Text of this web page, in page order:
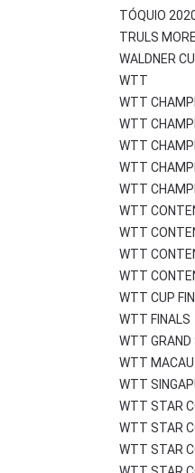
TÓQUIO
TRULS
WALDNER
WTT
WTT
WTT
WTT
WTT
WTT
WTT
WTT
WTT
WTT
WTT CUP
WTT FINALS
WTT GRAND
WTT MACAU
WTT
WTT STAR
WTT STAR
WTT STAR